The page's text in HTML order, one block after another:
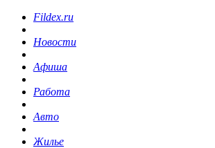
Fildex.ru
Новости
Афиша
Работа
Авто
Жилье